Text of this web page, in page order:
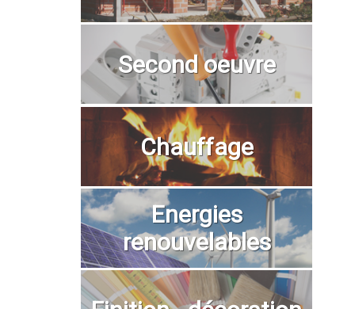
Second oeuvre
Chauffage
Energies
renouvelables